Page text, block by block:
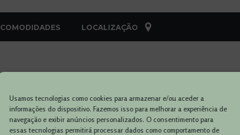
Usamos tecnologias como cookies para armazenar e/ou aceder a
informações do dispositivo. Fazemos isso para melhorar a experiência de
navegação e exibir anúncios personalizados. O consentimento para
essas tecnologias permitirá processar dados como comportamento de
COMODIDADES LOCALIZAÇÃO